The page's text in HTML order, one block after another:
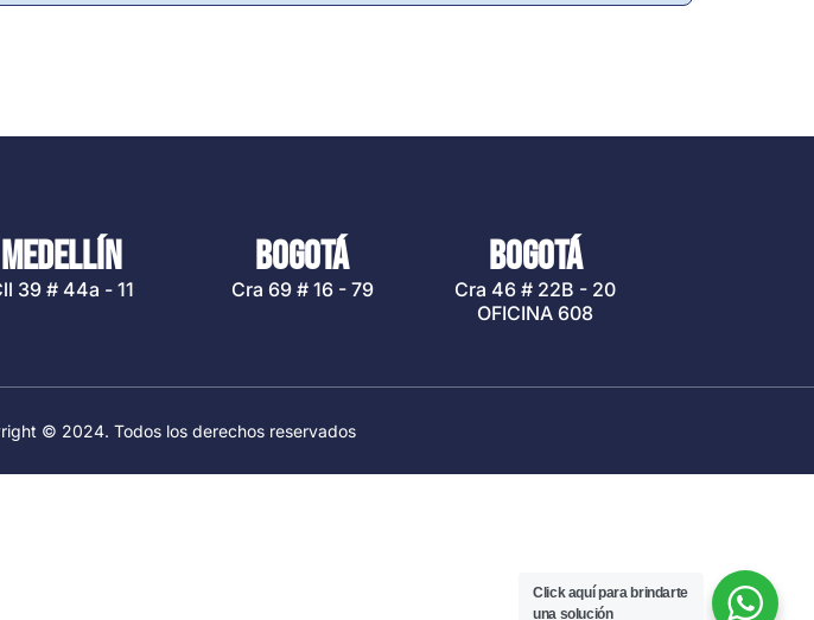
MEDELLÍN
39 # 44a - 11
BOGOTÁ
Cra 69 # 16 - 79
BOGOTÁ
Cra 46 # 22B - 20
OFICINA 608
© 2024. Todos los derechos reservados
Click aquí para brindarte
una solución